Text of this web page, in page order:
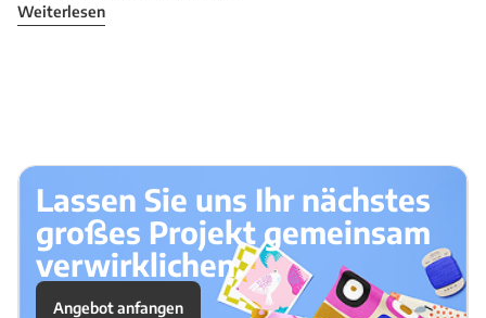
Weiterlesen
Lassen Sie uns Ihr nächstes
großes Projekt gemeinsam
verwirklichen.
Angebot anfangen